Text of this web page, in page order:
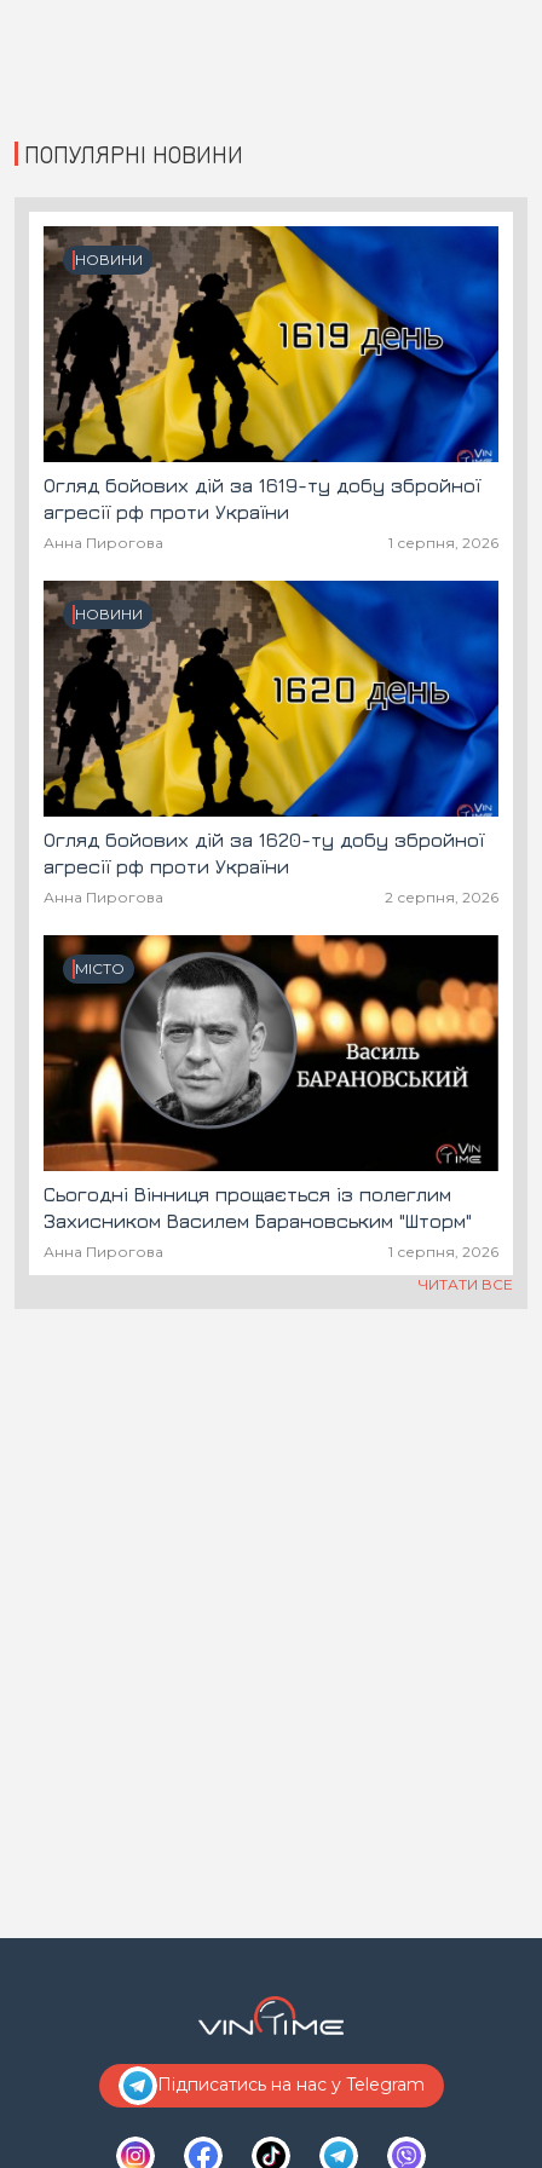
ПОПУЛЯРНІ НОВИНИ
НОВИНИ
Огляд бойових дій за 1619-ту добу збройної
агресії рф проти України
Анна Пирогова 1 серпня, 2026
НОВИНИ
Огляд бойових дій за 1620-ту добу збройної
агресії рф проти України
Анна Пирогова 2 серпня, 2026
МІСТО
Сьогодні Вінниця прощається із полеглим
Захисником Василем Барановським "Шторм"
Анна Пирогова
1 серпня, 2026
ЧИТАТИ ВСЕ
Підписатись на нас у Telegram